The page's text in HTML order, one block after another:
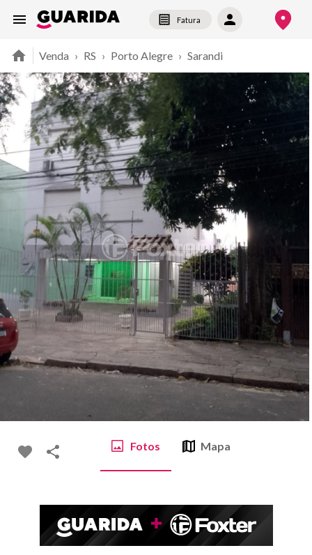
Fatura
Venda › RS › Porto Alegre › Sarandi
Fotos Mapa